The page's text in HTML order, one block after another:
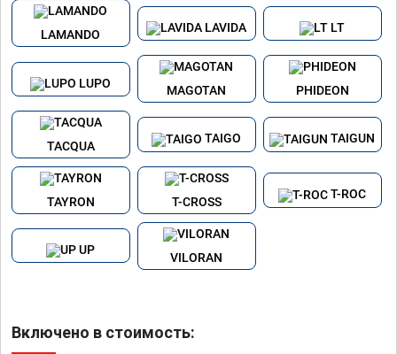
LAMANDO
LAVIDA LT
LUPO
MAGOTAN PHIDEON
TACQUA
TAIGO TAIGUN
TAYRON T-CROSS
T-ROC
UP
VILORAN
Включено в стоимость: